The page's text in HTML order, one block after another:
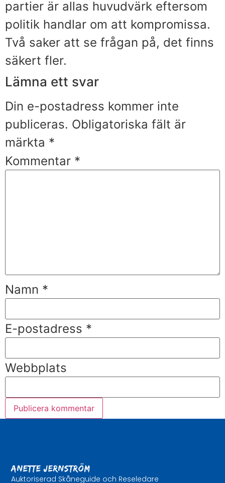
partier är allas huvudvärk eftersom
politik handlar om att kompromissa.
Två saker att se frågan på, det finns
säkert fler.
Lämna ett svar
Din e-postadress kommer inte
publiceras. Obligatoriska fält är
märkta *
Kommentar *
Namn *
E-postadress *
Webbplats
Anette Jernström
Auktoriserad Skåneguide och Reseledare